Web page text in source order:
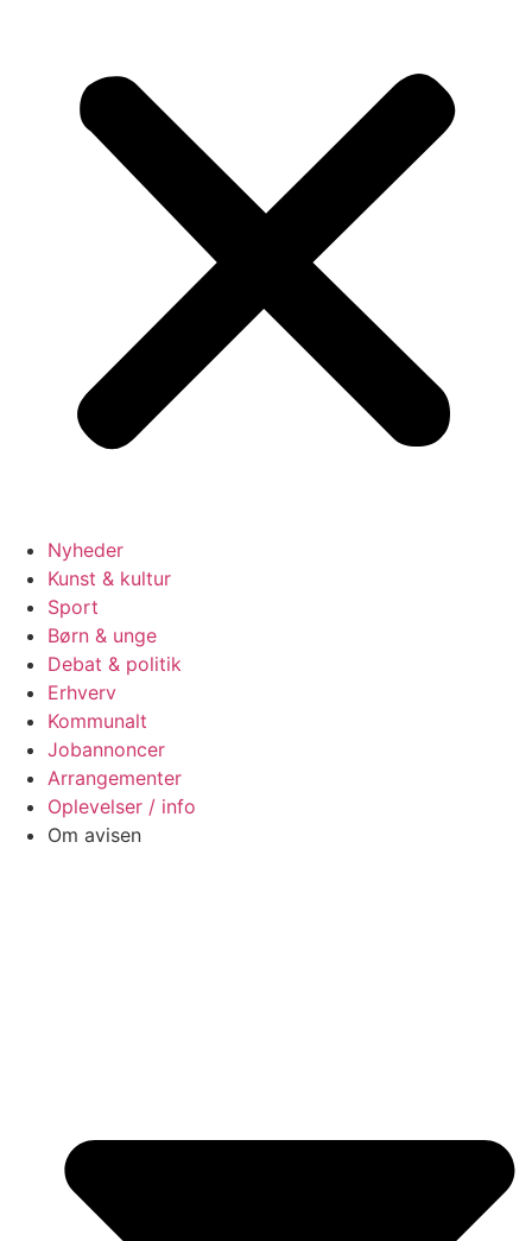
Nyheder
Kunst & kultur
Sport
Børn & unge
Debat & politik
Erhverv
Kommunalt
Jobannoncer
Arrangementer
Oplevelser / info
Om avisen